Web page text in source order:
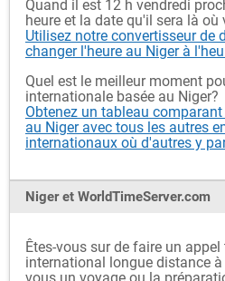
Quand il est 12 h vendredi
heure et la date qu'il sera là où
Utilisez notre convertisseur de
changer l'heure au Niger à
Quel est le meilleur moment
internationale basée au Niger?
Obtenez un tableau
au Niger avec tous les autres
internationaux où d'autres y
Niger et WorldTimeServer.com
Êtes-vous sur de faire un
international longue distance à